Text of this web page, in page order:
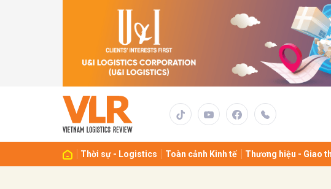
Thời sự - Logistics Toàn cảnh Kinh tế Thương hiệu - Giao
Gửi bình luận